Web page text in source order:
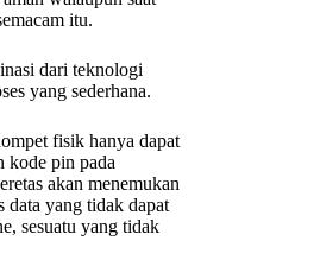
itu.
dari teknologi
yang sederhana.
fisik hanya dapat
kode pin pada
akan menemukan
data yang tidak dapat
sesuatu yang tidak